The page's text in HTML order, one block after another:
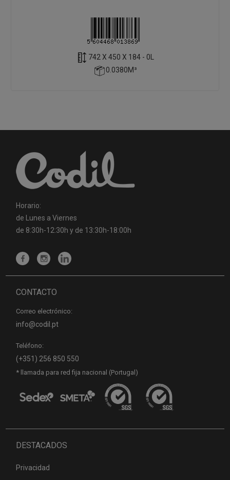
742 X 450 X 184 - 0L
0.0380M³
Horario:
de Lunes a Viernes
de 8:30h-12:30h y de 13:30h-18:00h
CONTACTO
Correo electrónico:
info@codil.pt
Teléfono:
(+351) 256 850 550
* llamada para red fija nacional (Portugal)
DESTACADOS
Privacidad